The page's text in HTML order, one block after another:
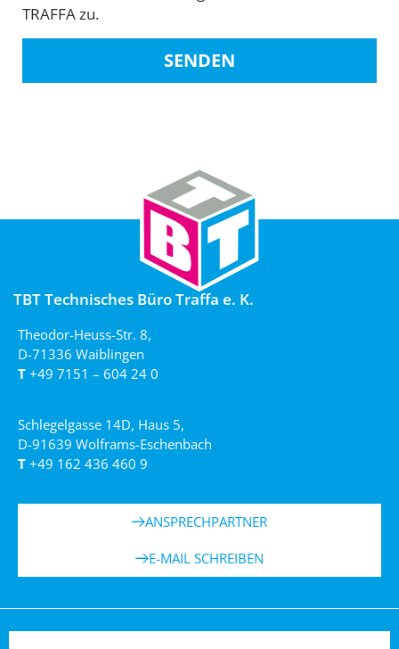
TRAFFA zu.
SENDEN
TBT Technisches Büro Traffa e. K.
Theodor-Heuss-Str. 8,
D-71336 Waiblingen
T +49 7151 – 604 24 0
Schlegelgasse 14D, Haus 5,
D-91639 Wolframs-Eschenbach
T +49 162 436 460 9
ANSPRECHPARTNER
E-MAIL SCHREIBEN